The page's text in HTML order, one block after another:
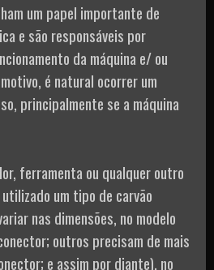
um papel importante de
e são responsáveis por
da máquina e/ ou
é natural ocorrer um
principalmente se a máquina
ferramenta ou qualquer outro
um tipo de carvão
nas dimensões, no modelo
outros precisam de mais
e assim por diante), no